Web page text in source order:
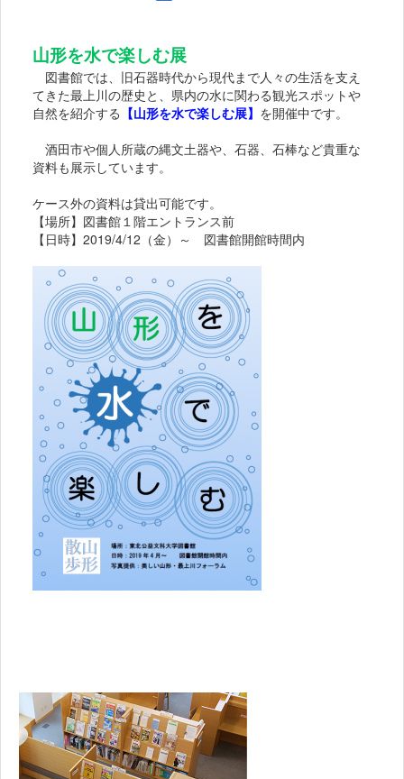
山形を水で楽しむ展
図書館では、旧石器時代から現代まで人々の生活を支え
てきた最上川の歴史と、県内の水に関わる観光スポットや
自然を紹介する 【山形を水で楽しむ展】 を開催中です。
酒田市や個人所蔵の縄文土器や、石器、石棒など貴重な
資料も展示しています。
ケース外の資料は貸出可能です。
【場所】図書館１階エントランス前
【日時】2019/4/12（金）～ 図書館開館時間内